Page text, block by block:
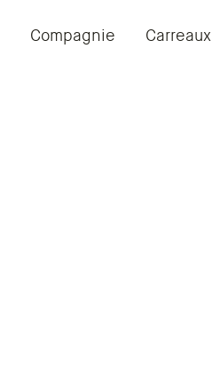
Compagnie Carreaux